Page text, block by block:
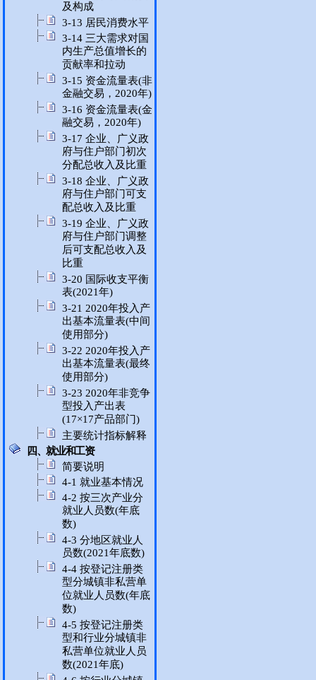
及构成
3-13 居民消费水平
3-14 三大需求对国
内生产总值增长的
贡献率和拉动
3-15 资金流量表(非
金融交易，2020年)
3-16 资金流量表(金
融交易，2020年)
3-17 企业、广义政
府与住户部门初次
分配总收入及比重
3-18 企业、广义政
府与住户部门可支
配总收入及比重
3-19 企业、广义政
府与住户部门调整
后可支配总收入及
比重
3-20 国际收支平衡
表(2021年)
3-21 2020年投入产
出基本流量表(中间
使用部分)
3-22 2020年投入产
出基本流量表(最终
使用部分)
3-23 2020年非竞争
型投入产出表
(17×17产品部门)
主要统计指标解释
四、就业和工资
简要说明
4-1 就业基本情况
4-2 按三次产业分
就业人员数(年底
数)
4-3 分地区就业人
员数(2021年底数)
4-4 按登记注册类
型分城镇非私营单
位就业人员数(年底
数)
4-5 按登记注册类
型和行业分城镇非
私营单位就业人员
数(2021年底)